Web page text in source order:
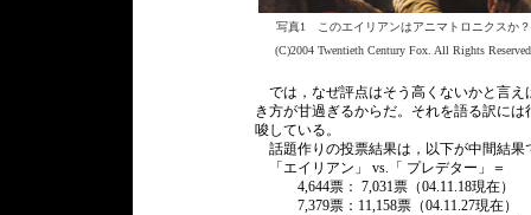
写真1 このエイリアンはアニマトロニクスか？
(C)2004 Twentieth Century Fox. All Rights Reserved
では，なぜ評点はそう高くないかと言え
き方が甘過ぎるからだ。それを語る訳に
唆している。
話題作りの投票結果は，以下が中間結果
「エイリアン」 vs.「 プレデター
4,644票： 7,031票（04.11.18現
7,379票：11,158票（04.11.27現